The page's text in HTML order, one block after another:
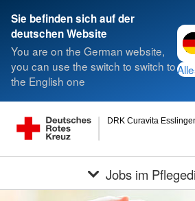
Sie befinden sich auf der
deutschen Website
You are on the German website,
you can use the switch to switch to
the English one
DRK Curavita
Jobs im